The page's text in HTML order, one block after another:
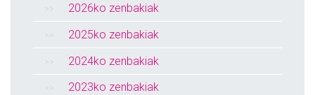
2026ko zenbakiak
2025ko zenbakiak
2024ko zenbakiak
2023ko zenbakiak